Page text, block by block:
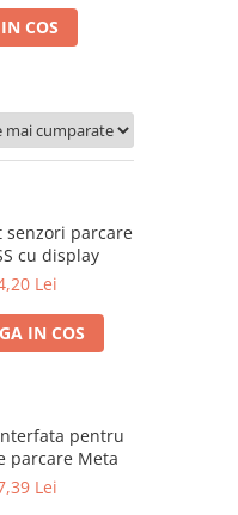
COS
senzori parcare
cu display
Lei
IN COS
pentru
parcare Meta
Lei